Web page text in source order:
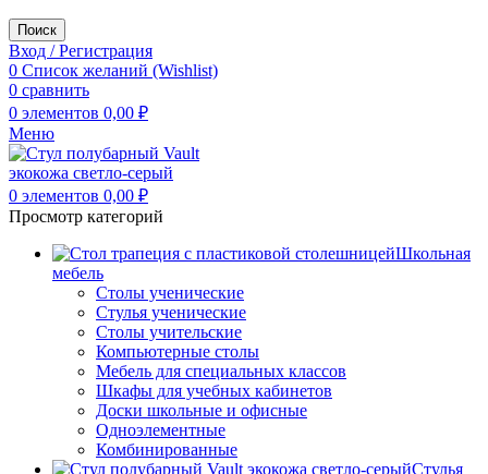
Поиск
Вход / Регистрация
0 Список желаний (Wishlist)
0 сравнить
0 элементов 0,00 ₽
Меню
0 элементов 0,00 ₽
Просмотр категорий
Школьная
мебель
Столы ученические
Стулья ученические
Столы учительские
Компьютерные столы
Мебель для специальных классов
Шкафы для учебных кабинетов
Доски школьные и офисные
Одноэлементные
Комбинированные
Стулья